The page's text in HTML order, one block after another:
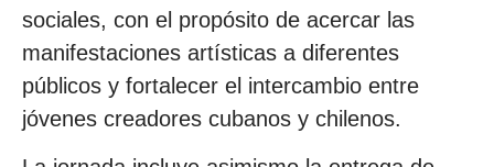
sociales, con el propósito de acercar las
manifestaciones artísticas a diferentes
públicos y fortalecer el intercambio entre
jóvenes creadores cubanos y chilenos.